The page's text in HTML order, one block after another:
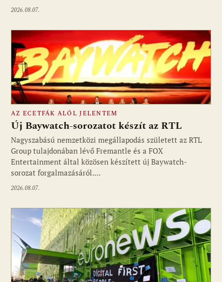
2026.08.07.
Fotó: media1.hu
AZ ECETFÁK ALÓL JELENTEM
Új Baywatch-sorozatot készít az RTL
Nagyszabású nemzetközi megállapodás született az RTL
Group tulajdonában lévő Fremantle és a FOX
Entertainment által közösen készített új Baywatch-
sorozat forgalmazásáról.…
2026.08.07.